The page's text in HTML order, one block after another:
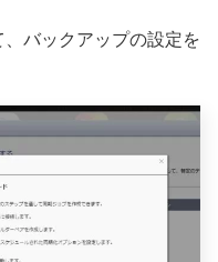
、バックアップの設定を